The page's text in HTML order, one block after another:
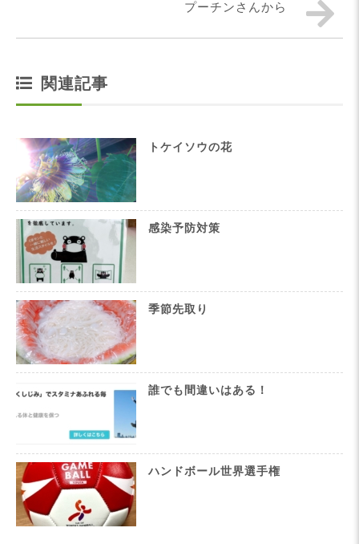
プーチンさんから
関連記事
トケイソウの花
感染予防対策
季節先取り
誰でも間違いはある！
ハンドボール世界選手権